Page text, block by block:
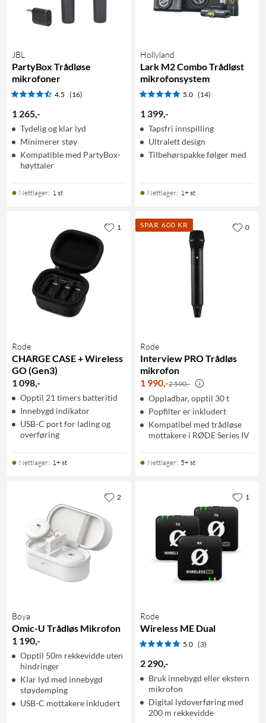
JBL
PartyBox Trådløse
mikrofoner
4.5 (16)
1 265,-
Tydelig og klar lyd
Minimerer støy
Kompatible med PartyBox-
høyttaler
Nettlager: 1 st
Hollyland
Lark M2 Combo Trådløst
mikrofonsystem
5.0 (14)
1 399,-
Tapsfri innspilling
Ultralett design
Tilbehørspakke følger med
Nettlager: 1+ st
Rode
CHARGE CASE + Wireless
GO (Gen3)
1 098,-
Opptil 21 timers batteritid
Innebygd indikator
USB-C port for lading og
overføring
Nettlager: 1+ st
1 SPAR 600 KR
Rode
Interview PRO Trådløs
mikrofon
1 990,-2 590,-
Oppladbar, opptil 30 t
Popfilter er inkludert
Kompatibel med trådløse
mottakere i RØDE Series IV
Nettlager: 5+ st
0
Boya
Omic-U Trådløs Mikrofon
1 190,-
Opptil 50m rekkevidde uten
hindringer
Klar lyd med innebygd
støydemping
USB-C mottakere inkludert
2
Rode
Wireless ME Dual
5.0 (3)
2 290,-
Bruk innebygd eller ekstern
mikrofon
Digital lydoverføring med
200 m rekkevidde
1